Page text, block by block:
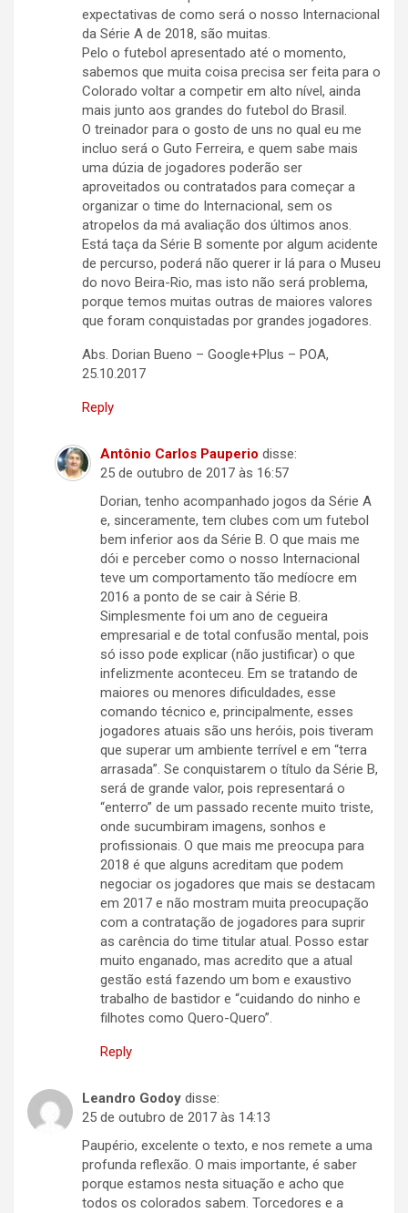
expectativas de como será o nosso Internacional
da Série A de 2018, são muitas.
Pelo o futebol apresentado até o momento,
sabemos que muita coisa precisa ser feita para o
Colorado voltar a competir em alto nível, ainda
mais junto aos grandes do futebol do Brasil.
O treinador para o gosto de uns no qual eu me
incluo será o Guto Ferreira, e quem sabe mais
uma dúzia de jogadores poderão ser
aproveitados ou contratados para começar a
organizar o time do Internacional, sem os
atropelos da má avaliação dos últimos anos.
Está taça da Série B somente por algum acidente
de percurso, poderá não querer ir lá para o Museu
do novo Beira-Rio, mas isto não será problema,
porque temos muitas outras de maiores valores
que foram conquistadas por grandes jogadores.
Abs. Dorian Bueno – Google+Plus – POA,
25.10.2017
Reply
Antônio Carlos Pauperio disse:
25 de outubro de 2017 às 16:57
Dorian, tenho acompanhado jogos da Série A
e, sinceramente, tem clubes com um futebol
bem inferior aos da Série B. O que mais me
dói e perceber como o nosso Internacional
teve um comportamento tão medíocre em
2016 a ponto de se cair à Série B.
Simplesmente foi um ano de cegueira
empresarial e de total confusão mental, pois
só isso pode explicar (não justificar) o que
infelizmente aconteceu. Em se tratando de
maiores ou menores dificuldades, esse
comando técnico e, principalmente, esses
jogadores atuais são uns heróis, pois tiveram
que superar um ambiente terrível e em “terra
arrasada”. Se conquistarem o título da Série B,
será de grande valor, pois representará o
“enterro” de um passado recente muito triste,
onde sucumbiram imagens, sonhos e
profissionais. O que mais me preocupa para
2018 é que alguns acreditam que podem
negociar os jogadores que mais se destacam
em 2017 e não mostram muita preocupação
com a contratação de jogadores para suprir
as carência do time titular atual. Posso estar
muito enganado, mas acredito que a atual
gestão está fazendo um bom e exaustivo
trabalho de bastidor e “cuidando do ninho e
filhotes como Quero-Quero”.
Reply
Leandro Godoy disse:
25 de outubro de 2017 às 14:13
Paupério, excelente o texto, e nos remete a uma
profunda reflexão. O mais importante, é saber
porque estamos nesta situação e acho que
todos os colorados sabem. Torcedores e a